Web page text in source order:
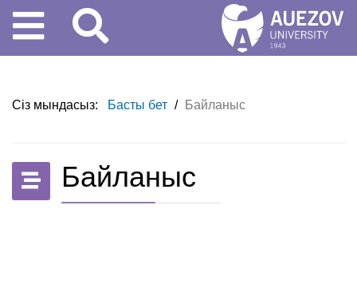
Сіз мындасыз: Басты бет / Байланыс
Байланыс